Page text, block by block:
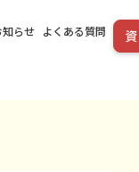
知らせ よくある質問